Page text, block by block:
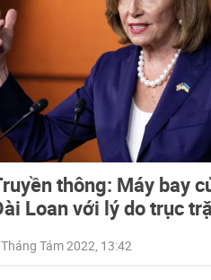
thông: Máy bay
Loan với lý do trục
Tám 2022, 13:42